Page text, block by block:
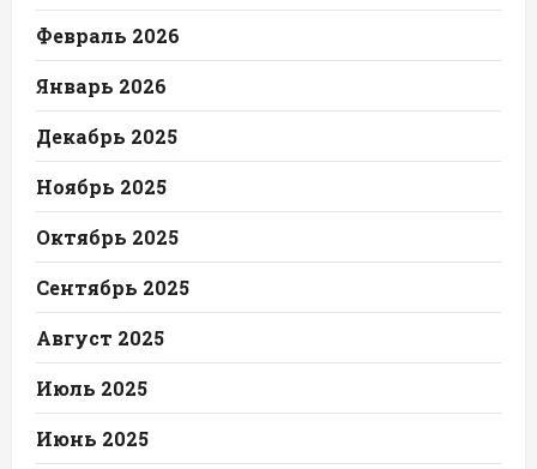
Февраль 2026
Январь 2026
Декабрь 2025
Ноябрь 2025
Октябрь 2025
Сентябрь 2025
Август 2025
Июль 2025
Июнь 2025